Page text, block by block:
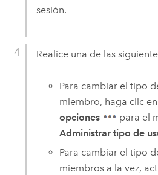
sesión.
Realice una de las
Para cambiar el tipo
miembro, haga clic
opciones
para el
Administrar tipo de
Para cambiar el tipo
miembros a la vez,